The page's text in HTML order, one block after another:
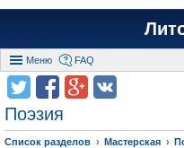
Меню FAQ
Поэзия
Список разделов Мастерская